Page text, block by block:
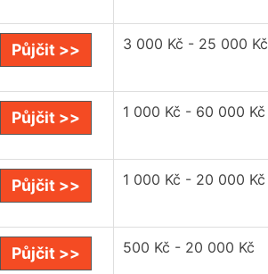
Půjčit >> 3 000 Kč - 25 000 Kč
Půjčit >> 1 000 Kč - 60 000 Kč
Půjčit >> 1 000 Kč - 20 000 Kč
Půjčit >> 500 Kč - 20 000 Kč